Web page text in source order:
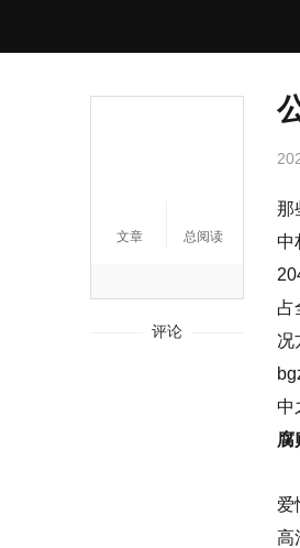
文章 总阅读
评论
那
中
占
况
中
腐
爱
高